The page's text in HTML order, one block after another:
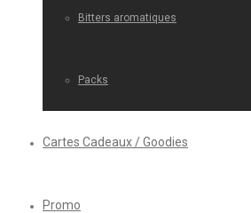
Bitters aromatiques
Packs
Cartes Cadeaux / Goodies
Promo